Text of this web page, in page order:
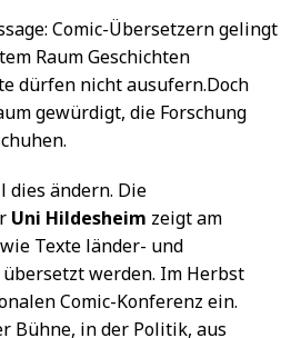
Comic-Übersetzern gelingt
Raum Geschichten
dürfen nicht ausufern.Doch
gewürdigt, die Forschung
dies ändern. Die
Uni Hildesheim zeigt am
Texte länder- und
werden. Im Herbst
Comic-Konferenz ein.
Bühne, in der Politik, aus